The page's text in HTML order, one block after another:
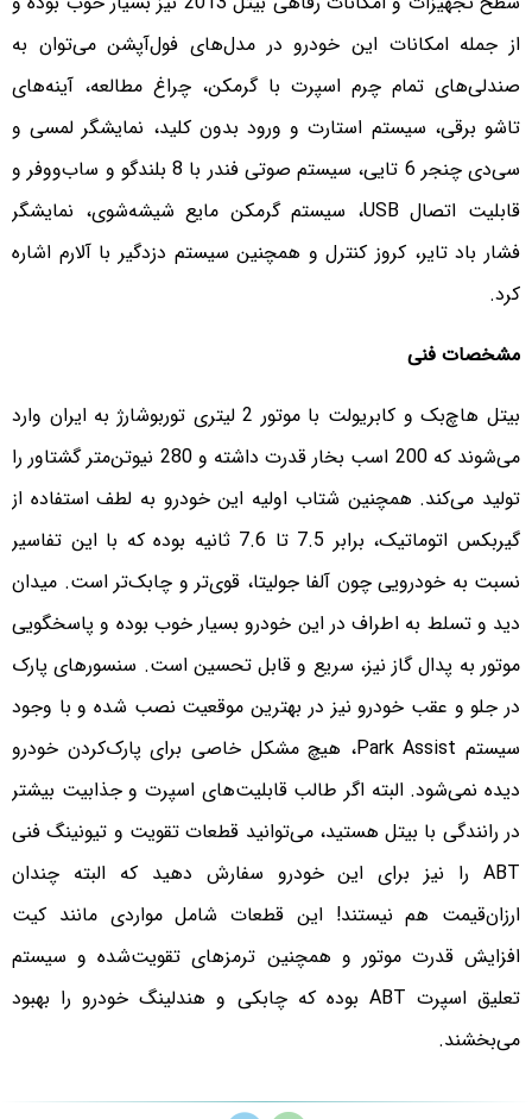
از جمله امکانات این خودرو در مدل‌های فول‌آپشن می‌توان به
صندلی‌های تمام چرم اسپرت با گرمکن، چراغ مطالعه، آینه‌های
تاشو برقی، سیستم استارت و ورود بدون کلید، نمایشگر لمسی و
سی‌دی چنجر 6 تایی، سیستم صوتی فندر با 8 بلندگو و ساب‌ووفر و
قابلیت اتصال USB، سیستم گرمکن مایع شیشه‌شوی، نمایشگر
فشار باد تایر، کروز کنترل و همچنین سیستم دزدگیر با آلارم اشاره
کرد.
مشخصات فنی
بیتل‌ هاچ‌بک و کابریولت با موتور 2 لیتری توربوشارژ به ایران وارد
می‌شوند که 200 اسب بخار قدرت داشته و 280 نیوتن‌متر گشتاور را
تولید می‌کند. همچنین شتاب اولیه این خودرو به لطف استفاده از
گیربکس اتوماتیک، برابر 7.5 تا 7.6 ثانیه بوده که با این تفاسیر
نسبت به خودرویی چون آلفا جولیتا، قوی‌تر و چابک‌تر است. میدان
دید و تسلط به اطراف در این خودرو بسیار خوب بوده و پاسخگویی
موتور به پدال گاز نیز، سریع و قابل تحسین است. سنسورهای پارک
در جلو و عقب خودرو نیز در بهترین موقعیت نصب شده و با وجود
سیستم Park Assist، هیچ مشکل خاصی برای پارک‌کردن خودرو
دیده نمی‌شود. البته اگر طالب قابلیت‌های اسپرت و جذابیت بیشتر
در رانندگی با بیتل هستید‌، می‌توانید قطعات تقویت و تیونینگ فنی
ABT را نیز برای این خودرو سفارش دهید که البته چندان
ارزان‌قیمت هم نیستند! این قطعات شامل مواردی مانند کیت
افزایش قدرت موتور و همچنین ترمزهای تقویت‌شده و سیستم
تعلیق اسپرت ABT بوده که چابکی و هندلینگ خودرو را بهبود
می‌بخشند.